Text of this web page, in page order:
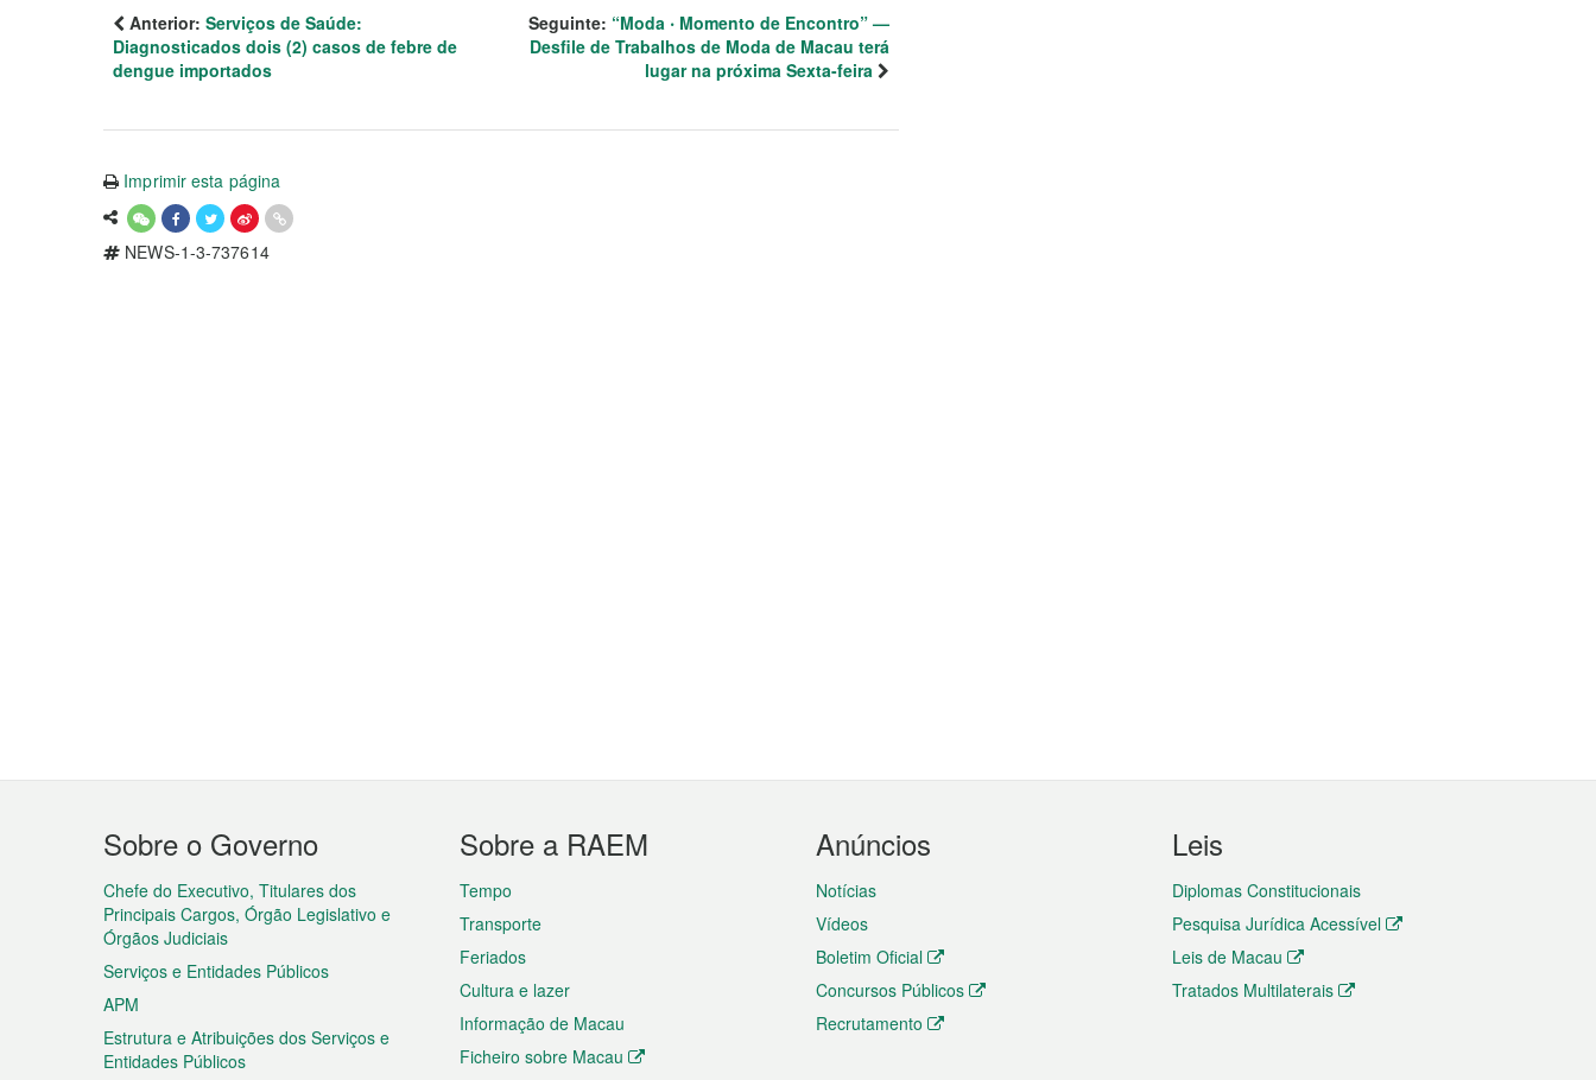
Anterior: Serviços de Saúde:
Diagnosticados dois (2) casos de febre de
dengue importados
Seguinte: “Moda ‧ Momento de Encontro” —
Desfile de Trabalhos de Moda de Macau terá
lugar na próxima Sexta-feira
Imprimir esta página
NEWS-1-3-737614
Menu
do
rodapé
Sobre o Governo
Chefe do Executivo, Titulares dos
Principais Cargos, Órgão Legislativo e
Órgãos Judiciais
Serviços e Entidades Públicos
APM
Estrutura e Atribuições dos Serviços e
Entidades Públicos
Sobre a RAEM
Tempo
Transporte
Feriados
Cultura e lazer
Informação de Macau
Ficheiro sobre Macau
Anúncios
Notícias
Vídeos
Boletim Oficial
Concursos Públicos
Recrutamento
Leis
Diplomas Constitucionais
Pesquisa Jurídica Acessível
Leis de Macau
Tratados Multilaterais